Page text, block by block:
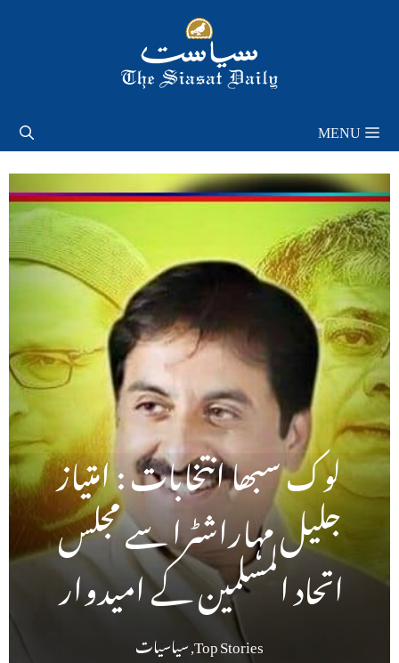
MENU
لوک سبھا انتخابات : امتیاز
جلیل مہاراشٹرا سے مجلس
اتحاد المسلمین کے امیدوار
Top Stories
,سیاسیات